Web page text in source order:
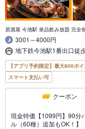
居酒屋 今池駅 単品飲み放題 完全
3001～4000円
地下鉄今池駅1番出口徒
【アプリ予約限定】最大800ポ
スマート支払い可
クーポン
現金特価【1099円】90分
ル（60種）追加もOK！】